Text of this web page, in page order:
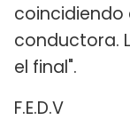
coincidiendo
conductora.
el final".
F.E.D.V